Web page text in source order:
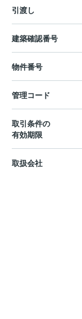
引渡し
建築確認番号
物件番号
管理コード
取引条件の
有効期限
取扱会社